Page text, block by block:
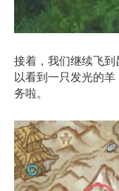
接着，我们继续飞
以看到一只发光的
务啦。